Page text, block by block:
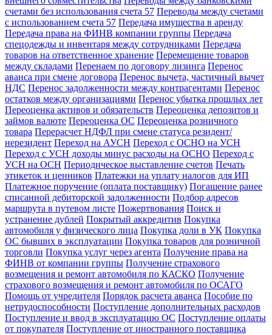
счетами без использования счета 57 Переводы между счетами
с использованием счета 57 Передача имущества в аренду
Передача права на ФИНВ компании группы Передача
спецодежды и инвентаря между сотрудниками Передача
товаров на ответственное хранение Перемещение товаров
между складами Перенаем по договору лизинга Перенос
аванса при смене договора Перенос вычета, частичный вычет
НДС Перенос задолженности между контрагентами Перенос
остатков между организациями Перенос убытка прошлых лет
Переоценка активов и обязательств Переоценка депозитов и
займов валюте Переоценка ОС Переоценка розничного
товара Перерасчет НДФЛ при смене статуса резидент/
нерезидент Переход на АУСН Переход с ОСНО на УСН
Переход с УСН доходы минус расходы на ОСНО Переход с
УСН на ОСН Периодическое выставление счетов Печать
этикеток и ценников Платежки на уплату налогов для ИП
Платежное поручение (оплата поставщику) Погашение ранее
списанной дебиторской задолженности Подбор адресов
маршрута в путевом листе Пожертвования Поиск и
устранение дублей Покрытый аккредитив Покупка
автомобиля у физического лица Покупка доли в УК Покупка
ОС бывших в эксплуатации Покупка товаров для розничной
торговли Покупка услуг через агента Получение права на
ФИНВ от компании группы Получение страхового
возмещения и ремонт автомобиля по КАСКО Получение
страхового возмещения и ремонт автомобиля по ОСАГО
Помощь от учредителя Порядок расчета аванса Пособие по
нетрудоспособности Поступление дополнительных расходов
Поступление и ввод в эксплуатацию ОС Поступление оплаты
от покупателя Поступление от иностранного поставщика